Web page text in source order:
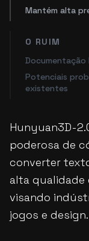
Mantém alta
O RUIM
Potenciais
existentes
Hunyuan3D-
poderosa de
converter
alta qualidade
visando
jogos e design.